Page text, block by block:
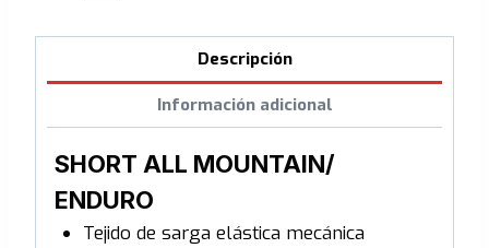
Descripción
Información adicional
SHORT ALL MOUNTAIN/
ENDURO
Tejido de sarga elástica mecánica